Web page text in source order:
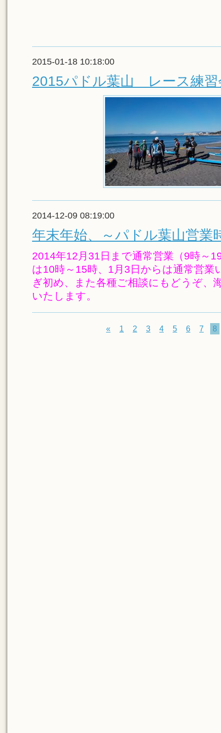
2015-01-18 10:18:00
2015パドル葉山 レース練
2014-12-09 08:19:00
年末年始、～パドル葉山営業
2014年12月31日まで通常営業（9時～
は10時～15時、1月3日からは通常営業
ぎ初め、また各種ご相談にもどうぞ、
いたします。
« 1 2 3 4 5 6 7 8